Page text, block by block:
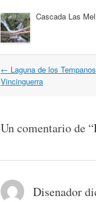
Cascada Las
Navegación
por
← Laguna de los
Vincinguerra
Un comentario de “
Disenador